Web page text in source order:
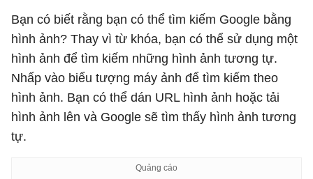
Bạn có biết rằng bạn có thể tìm kiếm Google bằng
hình ảnh? Thay vì từ khóa, bạn có thể sử dụng một
hình ảnh để tìm kiếm những hình ảnh tương tự.
Nhấp vào biểu tượng máy ảnh để tìm kiếm theo
hình ảnh. Bạn có thể dán URL hình ảnh hoặc tải
hình ảnh lên và Google sẽ tìm thấy hình ảnh tương
tự.